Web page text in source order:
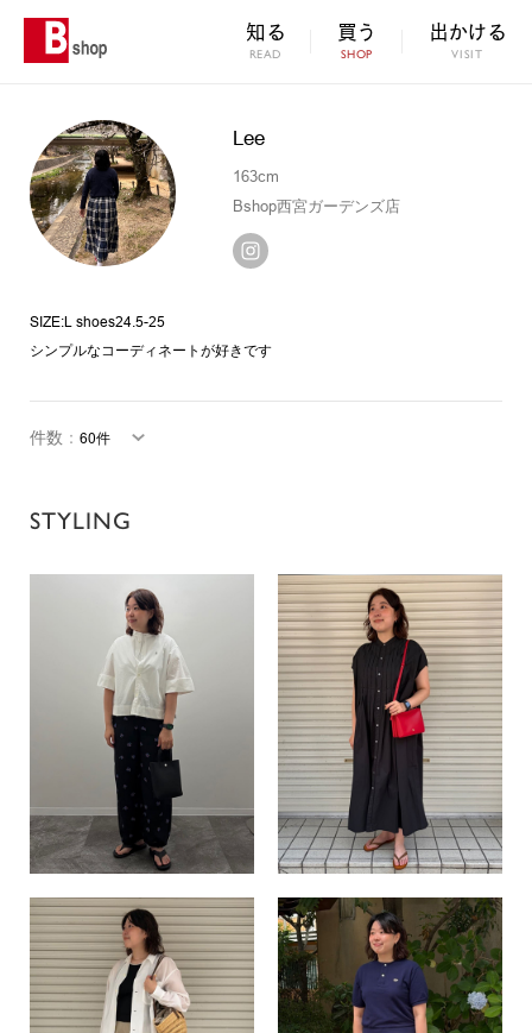
知る
READ
買う
SHOP
出かける
VISIT
Lee
163cm
Bshop西宮ガーデンズ店
SIZE:L shoes24.5-25
シンプルなコーディネートが好きです
件数 ：
STYLING